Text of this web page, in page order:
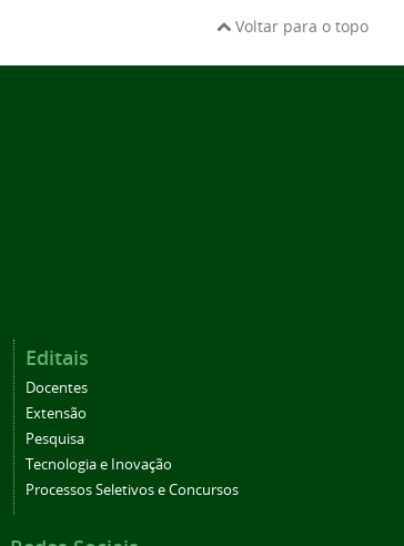
Voltar para o topo
Editais
Docentes
Extensão
Pesquisa
Tecnologia e Inovação
Processos Seletivos e Concursos